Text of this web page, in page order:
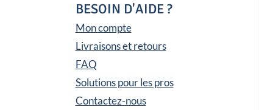
BESOIN D'AIDE ?
Mon compte
Livraisons et retours
FAQ
Solutions pour les pros
Contactez-nous